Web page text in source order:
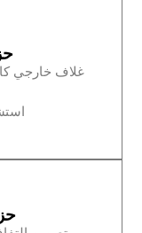
‏غلاف خارجي